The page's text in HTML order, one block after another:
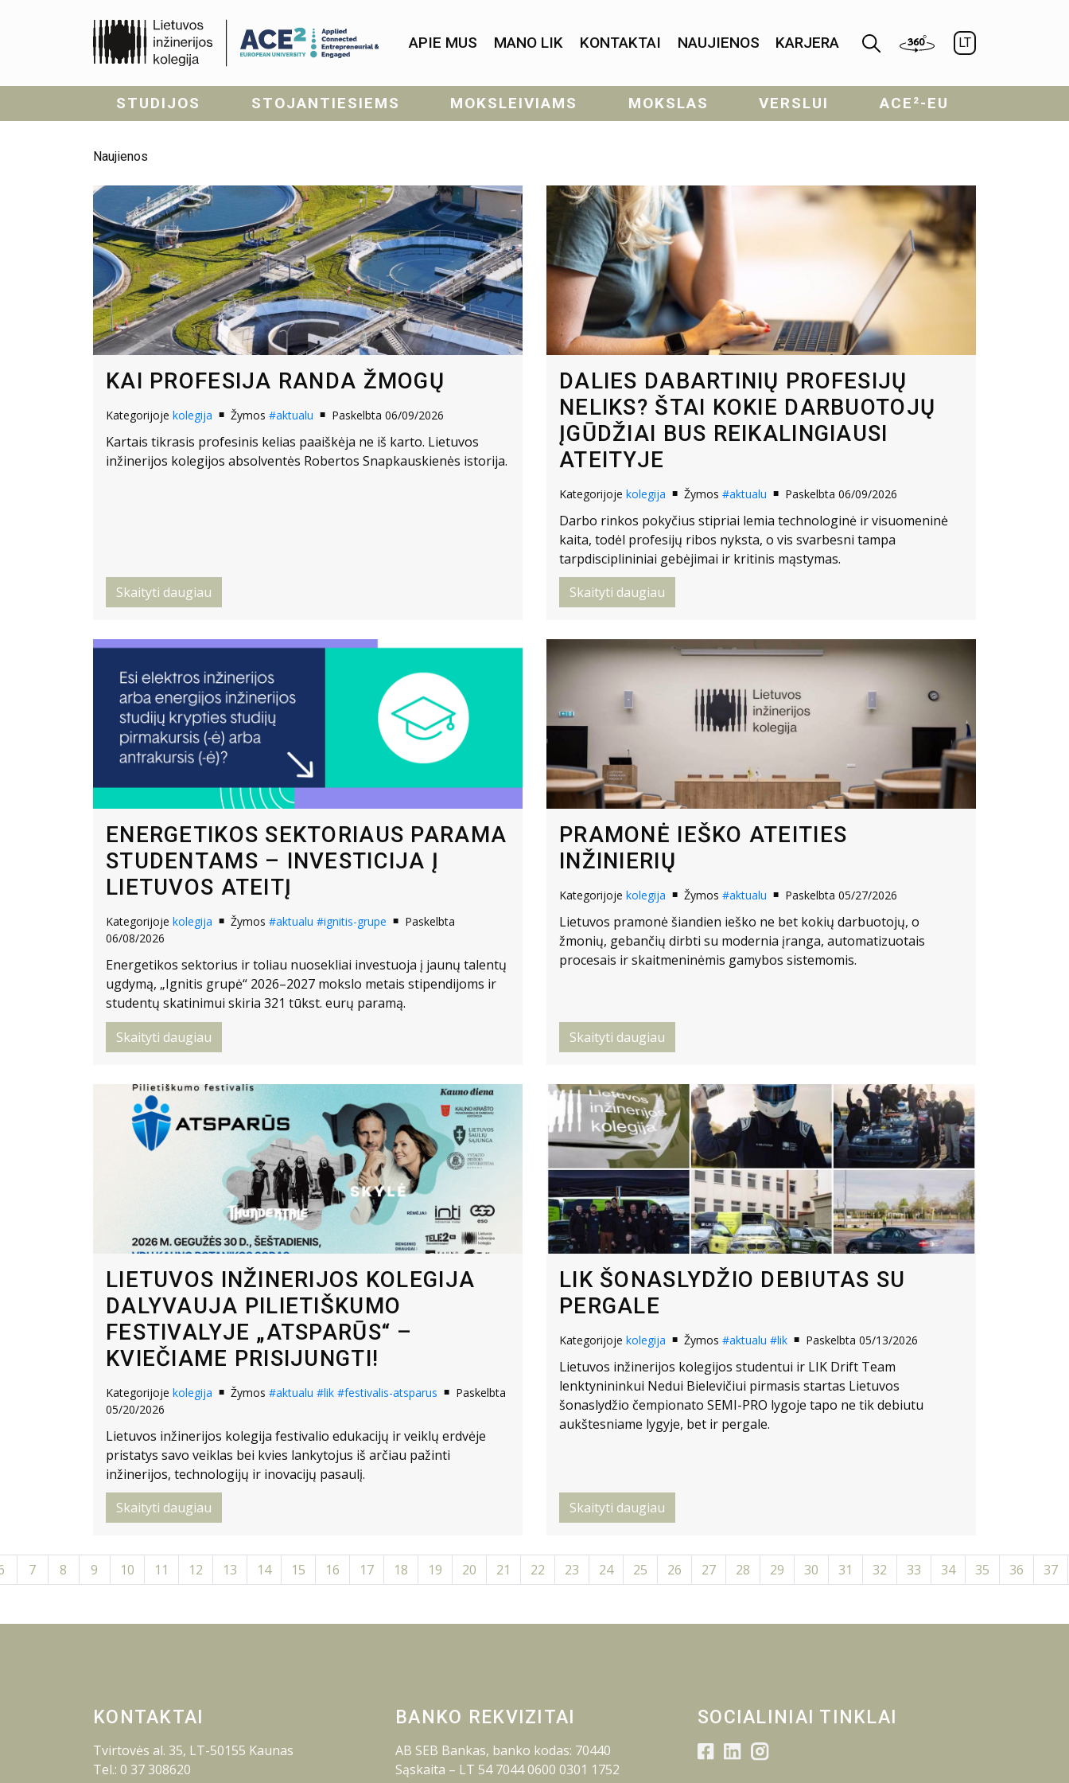
APIE MUS MANO LIK KONTAKTAI NAUJIENOS KARJERA LT
STUDIJOS STOJANTIESIEMS MOKSLEIVIAMS MOKSLAS VERSLUI ACE²-EU
Naujienos
KAI PROFESIJA RANDA ŽMOGŲ
Kategorijoje kolegija Žymos #aktualu Paskelbta 06/09/2026
Kartais tikrasis profesinis kelias paaiškėja ne iš karto. Lietuvos
inžinerijos kolegijos absolventės Robertos Snapkauskienės istorija.
Skaityti daugiau
DALIES DABARTINIŲ PROFESIJŲ
NELIKS? ŠTAI KOKIE DARBUOTOJŲ
ĮGŪDŽIAI BUS REIKALINGIAUSI
ATEITYJE
Kategorijoje kolegija Žymos #aktualu Paskelbta 06/09/2026
Darbo rinkos pokyčius stipriai lemia technologinė ir visuomeninė
kaita, todėl profesijų ribos nyksta, o vis svarbesni tampa
tarpdisciplininiai gebėjimai ir kritinis mąstymas.
Skaityti daugiau
ENERGETIKOS SEKTORIAUS PARAMA
STUDENTAMS – INVESTICIJA Į
LIETUVOS ATEITĮ
Kategorijoje kolegija Žymos #aktualu #ignitis-grupe
Paskelbta
06/08/2026
Energetikos sektorius ir toliau nuosekliai investuoja į jaunų talentų
ugdymą, „Ignitis grupė“ 2026–2027 mokslo metais stipendijoms ir
studentų skatinimui skiria 321 tūkst. eurų paramą.
Skaityti daugiau
PRAMONĖ IEŠKO ATEITIES
INŽINIERIŲ
Kategorijoje kolegija Žymos #aktualu Paskelbta 05/27/2026
Lietuvos pramonė šiandien ieško ne bet kokių darbuotojų, o
žmonių, gebančių dirbti su modernia įranga, automatizuotais
procesais ir skaitmeninėmis gamybos sistemomis.
Skaityti daugiau
LIETUVOS INŽINERIJOS KOLEGIJA
DALYVAUJA PILIETIŠKUMO
FESTIVALYJE „ATSPARŪS“ –
KVIEČIAME PRISIJUNGTI!
Kategorijoje kolegija Žymos #aktualu #lik #festivalis-atsparus
Paskelbta
05/20/2026
Lietuvos inžinerijos kolegija festivalio edukacijų ir veiklų erdvėje
pristatys savo veiklas bei kvies lankytojus iš arčiau pažinti
inžinerijos, technologijų ir inovacijų pasaulį.
Skaityti daugiau
LIK ŠONASLYDŽIO DEBIUTAS SU
PERGALE
Kategorijoje kolegija Žymos #aktualu #lik Paskelbta 05/13/2026
Lietuvos inžinerijos kolegijos studentui ir LIK Drift Team
lenktynininkui Nedui Bielevičiui pirmasis startas Lietuvos
šonaslydžio čempionato SEMI-PRO lygoje tapo ne tik debiutu
aukštesniame lygyje, bet ir pergale.
Skaityti daugiau
7 8 9 10 11 12 13 14 15 16 17 18 19 20 21 22 23 24 25 26 27 28 29 30 31 32 33 34 35 36 37
KONTAKTAI
Tvirtovės al. 35, LT-50155 Kaunas
Tel.: 0 37 308620
BANKO REKVIZITAI
AB SEB Bankas, banko kodas: 70440
Sąskaita – LT 54 7044 0600 0301 1752
SOCIALINIAI TINKLAI